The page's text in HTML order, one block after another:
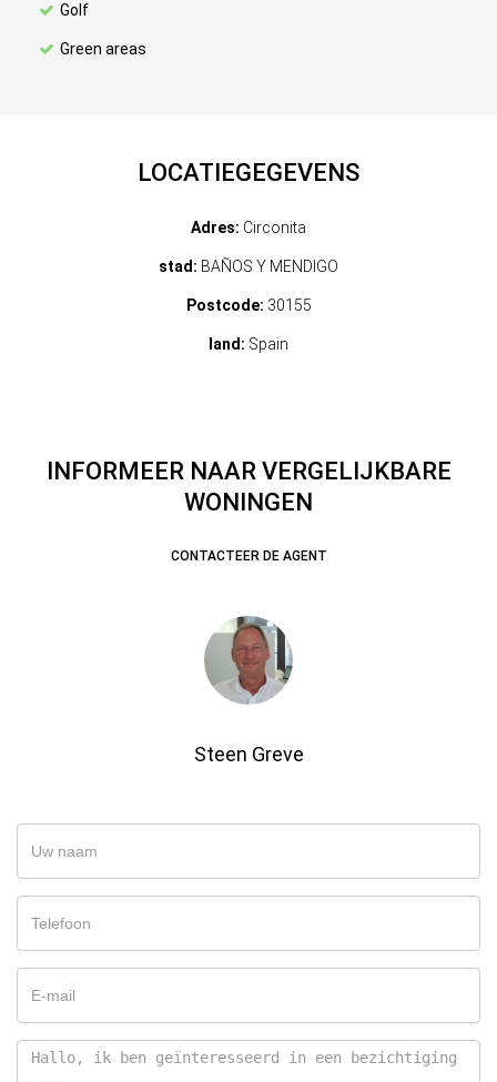
Golf
Green areas
LOCATIEGEGEVENS
Adres: Circonita
stad: BAÑOS Y MENDIGO
Postcode: 30155
land: Spain
INFORMEER NAAR VERGELIJKBARE
WONINGEN
CONTACTEER DE AGENT
Steen Greve